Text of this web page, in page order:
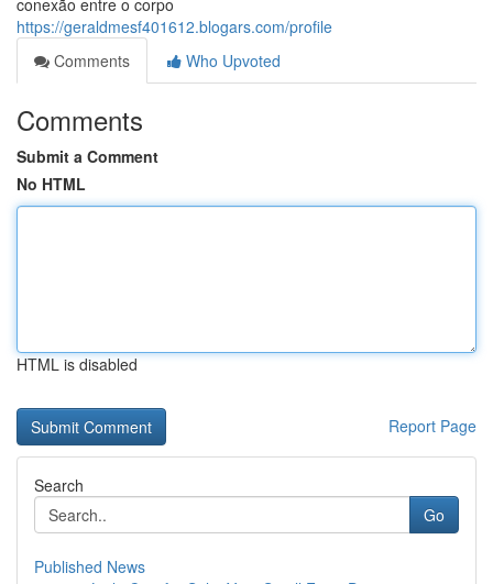
conexão entre o corpo
https://geraldmesf401612.blogars.com/profile
Comments
Who Upvoted
Comments
Submit a Comment
No HTML
HTML is disabled
Report Page
Search
Go
Published News